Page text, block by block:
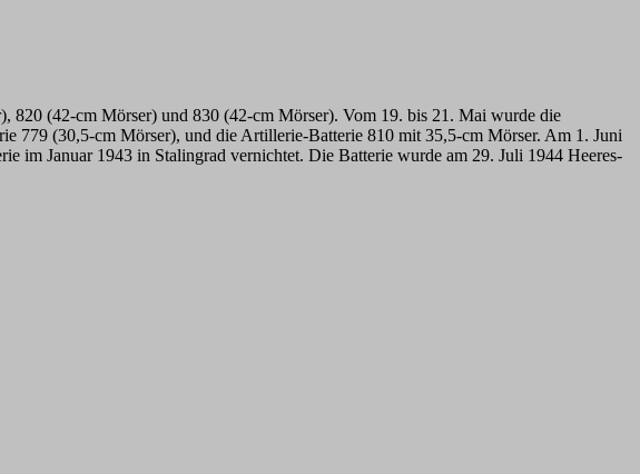
820 (42-cm Mörser) und 830 (42-cm Mörser). Vom 19. bis 21. Mai wurde die
779 (30,5-cm Mörser), und die Artillerie-Batterie 810 mit 35,5-cm Mörser. Am 1. Juni
im Januar 1943 in Stalingrad vernichtet. Die Batterie wurde am 29. Juli 1944 Heeres-